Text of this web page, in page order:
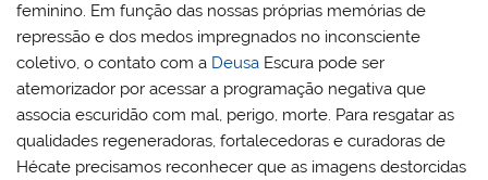
feminino. Em função das nossas próprias memórias de
repressão e dos medos impregnados no inconsciente
coletivo, o contato com a Deusa Escura pode ser
atemorizador por acessar a programação negativa que
associa escuridão com mal, perigo, morte. Para resgatar as
qualidades regeneradoras, fortalecedoras e curadoras de
Hécate precisamos reconhecer que as imagens destorcidas